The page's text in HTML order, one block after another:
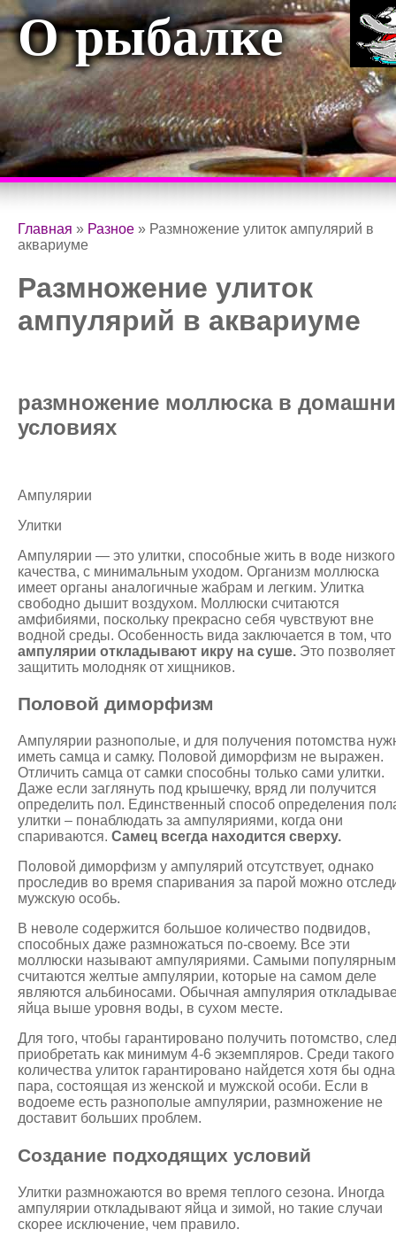
О рыбалке
Главная » Разное » Размножение улиток ампулярий в
аквариуме
Размножение улиток
ампулярий в аквариуме
размножение моллюска в
условиях
Ампулярии
Улитки
Ампулярии — это улитки, способные жить в воде низкого
качества, с минимальным уходом. Организм моллюска
имеет органы аналогичные жабрам и легким. Улитка
свободно дышит воздухом. Моллюски считаются
амфибиями, поскольку прекрасно себя чувствуют вне
водной среды. Особенность вида заключается в том, что
ампулярии откладывают икру на суше. Это позволяет
защитить молодняк от хищников.
Половой диморфизм
Ампулярии разнополые, и для получения потомства
иметь самца и самку. Половой диморфизм не выражен.
Отличить самца от самки способны только сами улитки.
Даже если заглянуть под крышечку, вряд ли получится
определить пол. Единственный способ определения
улитки – понаблюдать за ампуляриями, когда они
спариваются. Самец всегда находится сверху.
Половой диморфизм у ампулярий отсутствует, однако
проследив во время спаривания за парой можно
мужскую особь.
В неволе содержится большое количество подвидов,
способных даже размножаться по-своему. Все эти
моллюски называют ампуляриями. Самыми
считаются желтые ампулярии, которые на самом деле
являются альбиносами. Обычная ампулярия
яйца выше уровня воды, в сухом месте.
Для того, чтобы гарантировано получить потомство,
приобретать как минимум 4-6 экземпляров. Среди такого
количества улиток гарантировано найдется хотя бы одна
пара, состоящая из женской и мужской особи. Если в
водоеме есть разнополые ампулярии, размножение не
доставит больших проблем.
Создание подходящих условий
Улитки размножаются во время теплого сезона. Иногда
ампулярии откладывают яйца и зимой, но такие случаи
скорее исключение, чем правило.